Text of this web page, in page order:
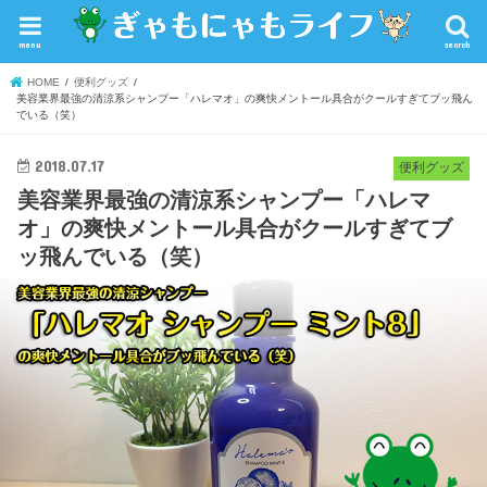
search
menu
HOME
便利グッズ
美容業界最強の清涼系シャンプー「ハレマオ」の爽快メントール具合がクールすぎてブッ飛ん
でいる（笑）
便利グッズ
2018.07.17
美容業界最強の清涼系シャンプー「ハレマ
オ」の爽快メントール具合がクールすぎてブ
ッ飛んでいる（笑）